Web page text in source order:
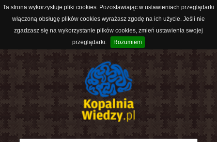
Ta strona wykorzystuje pliki cookies. Pozostawiając w ustawieniach przeglądarki
włączoną obsługę plików cookies wyrażasz zgodę na ich użycie. Jeśli nie
zgadzasz się na wykorzystanie plików cookies, zmień ustawienia swojej
przeglądarki.
Rozumiem